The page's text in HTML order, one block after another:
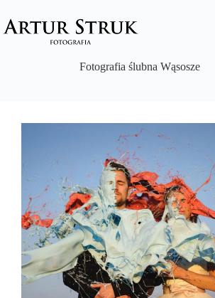
do
treści
Fotografia ślubna Wąsosze